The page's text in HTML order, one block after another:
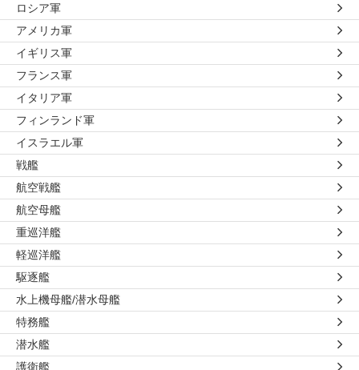
ロシア軍
アメリカ軍
イギリス軍
フランス軍
イタリア軍
フィンランド軍
イスラエル軍
戦艦
航空戦艦
航空母艦
重巡洋艦
軽巡洋艦
駆逐艦
水上機母艦/潜水母艦
特務艦
潜水艦
護衛艦